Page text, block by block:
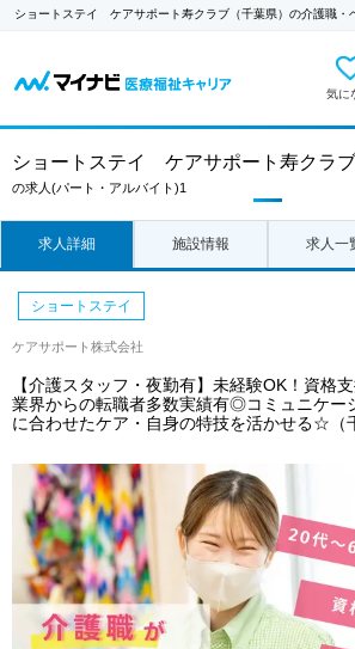
ショートステイ ケアサポート寿クラブ（千葉県）の介護職・
気に
ショートステイ ケアサポート寿クラブ
の求人 (パート・アルバイト)1
求人詳細 施設情報 求人一
ショートステイ
ケアサポート株式会社
【介護スタッフ・夜勤有】未経験OK！資格
業界からの転職者多数実績有◎コミュニケー
に合わせたケア・自身の特技を活かせる☆（